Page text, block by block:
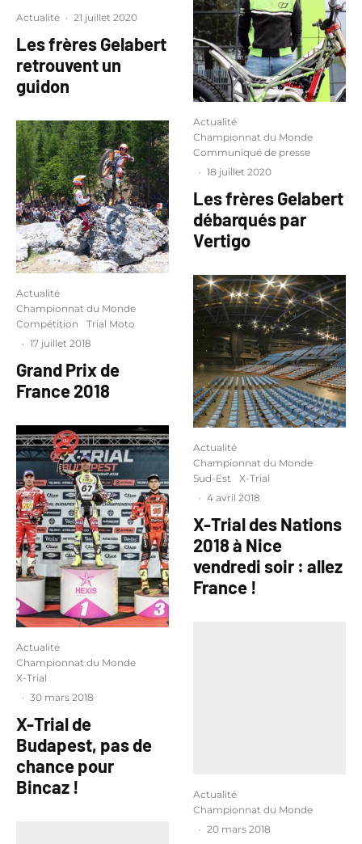
Actualité · 21 juillet 2020
Les frères Gelabert
retrouvent un
guidon
Actualité
Championnat du Monde
Compétition
Trial Moto
· 17 juillet 2018
Grand Prix de
France 2018
Actualité
Championnat du Monde
X-Trial
· 30 mars 2018
X-Trial de
Budapest, pas de
chance pour
Bincaz !
Actualité
Championnat du Monde
Communiqué de presse
· 18 juillet 2020
Les frères Gelabert
débarqués par
Vertigo
Actualité
Championnat du Monde
Sud-Est
X-Trial
· 4 avril 2018
X-Trial des Nations
2018 à Nice
vendredi soir : allez
France !
Actualité
Championnat du Monde
· 20 mars 2018